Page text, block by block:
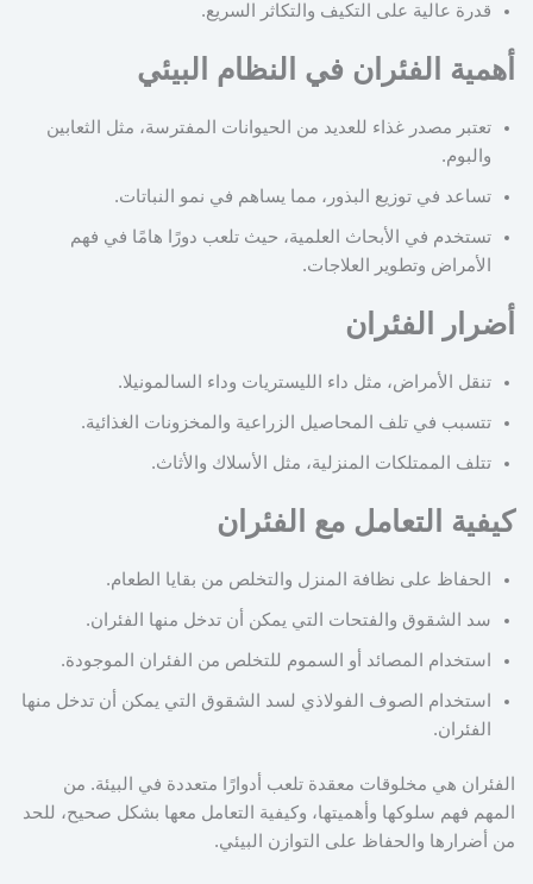
قدرة عالية على التكيف والتكاثر السريع.
أهمية الفئران في النظام البيئي
تعتبر مصدر غذاء للعديد من الحيوانات المفترسة، مثل الثعابين
والبوم.
تساعد في توزيع البذور، مما يساهم في نمو النباتات.
تستخدم في الأبحاث العلمية، حيث تلعب دورًا هامًا في فهم
الأمراض وتطوير العلاجات.
أضرار الفئران
تنقل الأمراض، مثل داء الليستريات وداء السالمونيلا.
تتسبب في تلف المحاصيل الزراعية والمخزونات الغذائية.
تتلف الممتلكات المنزلية، مثل الأسلاك والأثاث.
كيفية التعامل مع الفئران
الحفاظ على نظافة المنزل والتخلص من بقايا الطعام.
سد الشقوق والفتحات التي يمكن أن تدخل منها الفئران.
استخدام المصائد أو السموم للتخلص من الفئران الموجودة.
استخدام الصوف الفولاذي لسد الشقوق التي يمكن أن تدخل منها
الفئران.
الفئران هي مخلوقات معقدة تلعب أدوارًا متعددة في البيئة. من
المهم فهم سلوكها وأهميتها، وكيفية التعامل معها بشكل صحيح، للحد
من أضرارها والحفاظ على التوازن البيئي.